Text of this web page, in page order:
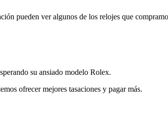
pueden ver algunos de los relojes que
su ansiado modelo Rolex.
ofrecer mejores tasaciones y pagar más.